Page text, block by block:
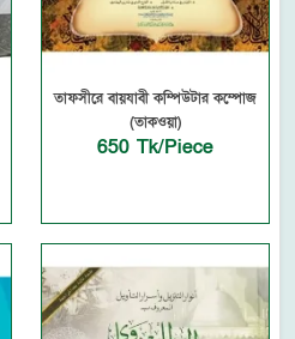
তাফসীরে বায়যাবী কম্পিউটার কম্পোজ
(তাকওয়া)
650 Tk/Piece